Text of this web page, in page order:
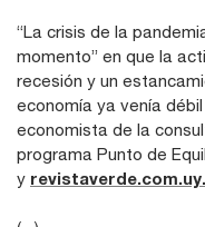
“La crisis de la
momento” en que la
recesión y un
economía ya venía
economista de la
programa Punto de
y revistaverde.com.uy.